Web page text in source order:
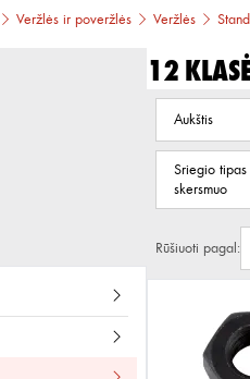
Veržlės ir poveržlės Veržlės
12
Aukštis
Sriegio
skersmuo
Rūšiuoti pagal: